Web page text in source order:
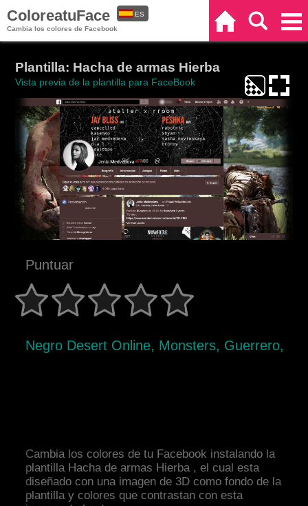
ColoreatuFace
Cambia los colores de Facebook
ES
Plantilla: Hacha de armas Hierba
Vista previa de la plantilla para FaceBook
Puntuar
Negro Desert Online, Monsters, Guerrero,
Cambia los colores de tu Facebook instalando la
plantilla Hacha de armas Hierba , el cual esta
diseñado con una imagen de 3D como fondo de la
plantilla y colores que contrastan con esta